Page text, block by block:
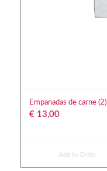
Empanadas de carne (2)
€13,00
Add to Order